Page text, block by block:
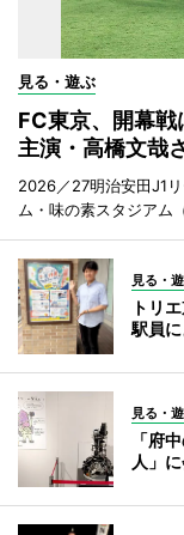
見る・遊ぶ
FC東京、開幕
主演・高橋文哉
2026／27明治安田J1
ム・味の素スタジアム
見る・
トリ
駅員
見る・
「府
人」